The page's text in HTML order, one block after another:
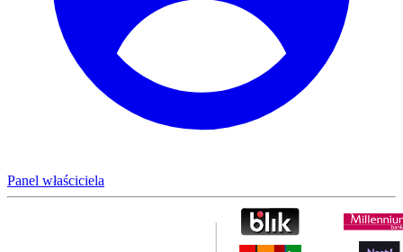
Panel właściciela